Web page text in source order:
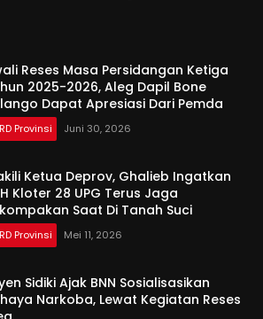
Reses Masa Persidangan Ketiga
2025-2026, Aleg Dapil Bone
Dapat Apresiasi Dari Pemda
Provinsi Juni 30, 2026
Ketua Deprov, Ghalieb Ingatkan
Kloter 28 UPG Terus Jaga
Saat Di Tanah Suci
Provinsi Mei 11, 2026
Sidiki Ajak BNN Sosialisasikan
Narkoba, Lewat Kegiatan Reses